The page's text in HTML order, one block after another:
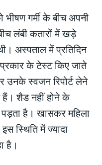
गर्मी के बीच अपनी
लंबी कतारों में खड़े
अस्पताल में प्रतिदिन
के टेस्ट किए जाते
उनके स्वजन रिपोर्ट लेने
हैं। शैड नहीं होने के
है। खासकर महिला
स्थिति में ज्यादा
है।